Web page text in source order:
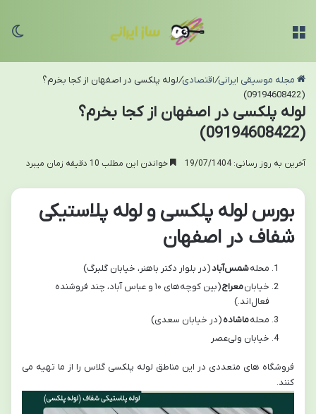
مجله موسیقی ایرانی/اقتصادی/لوله پلکسی در اصفهان از کجا بخرم؟
(09194608422)
لوله پلکسی در اصفهان از کجا بخرم؟
(09194608422)
آخرین به روز رسانی: 19/07/1404 خواندن این مطلب 10 دقیقه زمان میبرد
بورس لوله پلکسی و لوله پلاستیکی
شفاف در اصفهان
محلهشمس‌آباد(در بلوار دکتر باهنر، خیابان گلبرگ)
خیابانمعراج
(بین کوچه‌های ۱۰ و عباس آباد، چند فروشنده
فعال‌اند.)
محلهماشاده(در خیابان سعدی)
خیابان ولی‌عصر
فروشگاه های متعددی در این مناطق لوله پلکسی گلاس را از ما تهیه می
کنند.